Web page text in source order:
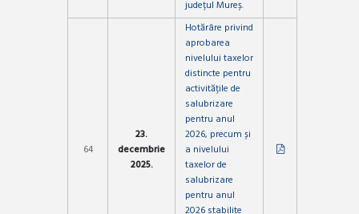
județul Mureș.
64
23.
decembrie
2025.
Hotărâre privind
aprobarea
nivelului taxelor
distincte pentru
activitățile de
salubrizare
pentru anul
2026, precum și
a nivelului
taxelor de
salubrizare
pentru anul